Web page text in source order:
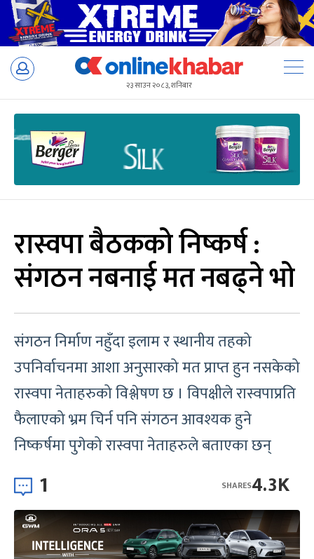
Skip
२३ साउन २०८३, शनिबार
रास्वपा बैठकको निष्कर्ष :
संगठन नबनाई मत नबढ्ने भो
संगठन निर्माण नहुँदा इलाम र स्थानीय तहको
उपनिर्वाचनमा आशा अनुसारको मत प्राप्त हुन नसकेको
रास्वपा नेताहरुको विश्लेषण छ । विपक्षीले रास्वपाप्रति
फैलाएको भ्रम चिर्न पनि संगठन आवश्यक हुने
निष्कर्षमा पुगेको रास्वपा नेताहरुले बताएका छन्
1 4.3K
SHARES